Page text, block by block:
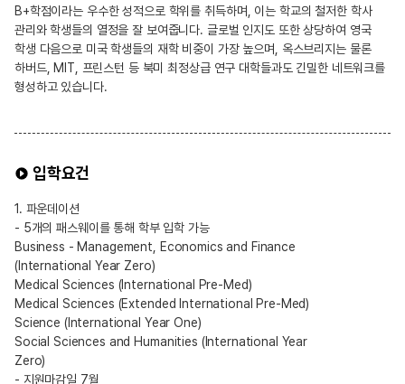
B+학점이라는 우수한 성적으로 학위를 취득하며, 이는 학교의 철저한 학사
관리와 학생들의 열정을 잘 보여줍니다. 글로벌 인지도 또한 상당하여 영국
학생 다음으로 미국 학생들의 재학 비중이 가장 높으며, 옥스브리지는 물론
하버드, MIT, 프린스턴 등 북미 최정상급 연구 대학들과도 긴밀한 네트워크를
형성하고 있습니다.
입학요건
1. 파운데이션
- 5개의 패스웨이를 통해 학부 입학 가능
Business - Management, Economics and Finance
(International Year Zero)
Medical Sciences (International Pre-Med)
Medical Sciences (Extended International Pre-Med)
Science (International Year One)
Social Sciences and Humanities (International Year
Zero)
- 지원마감일 7월